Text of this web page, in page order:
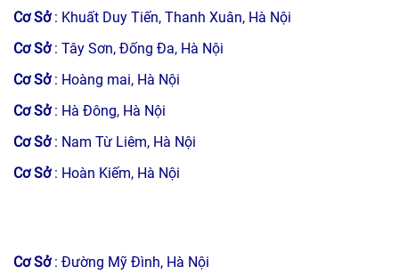
Cơ Sở : Khuất Duy Tiến, Thanh Xuân, Hà Nội
Cơ Sở : Tây Sơn, Đống Đa, Hà Nội
Cơ Sở: Hoàng mai, Hà Nội
Cơ Sở : Hà Đông, Hà Nội
Cơ Sở : Nam Từ Liêm, Hà Nội
Cơ Sở : Hoàn Kiếm, Hà Nội
Cơ Sở : Đường Mỹ Đình, Hà Nội